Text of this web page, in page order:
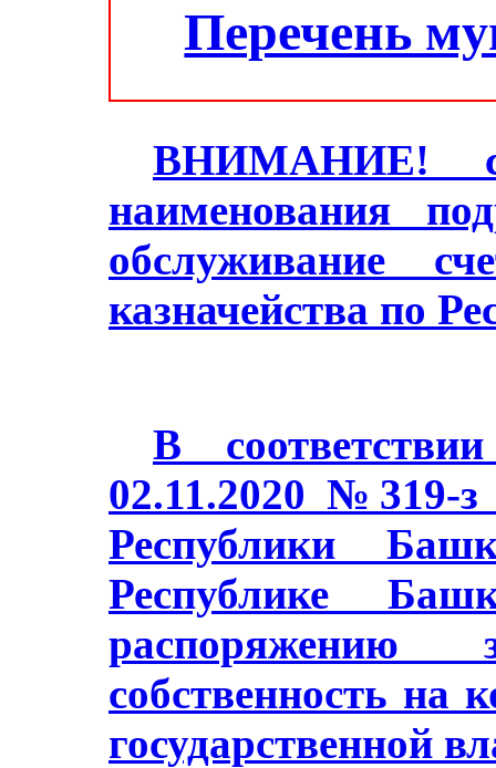
Перечень
ВНИМАНИЕ! с
наименования
обслуживание
казначейства по
В
02.11.2020 №319-
Республики
Республике
распоряжению
собственность на
государственной